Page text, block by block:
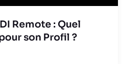
Remote : Quel
son Profil ?